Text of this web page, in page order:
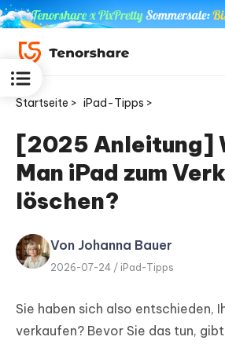
ReiBoot
for iOS
PDNob
PDF
Editor
Neu
iAnyGo
Startseite > iPad-Tipps >
[2025 Anleitung]
Man iPad zum
löschen?
Von Johanna Bauer
2026-07-24 / iPad-Tipps
Sie haben sich also entschieden,
verkaufen? Bevor Sie das tun,